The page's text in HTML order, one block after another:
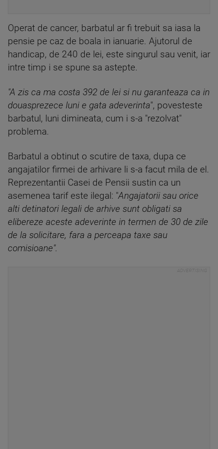
Operat de cancer, barbatul ar fi trebuit sa iasa la
pensie pe caz de boala in ianuarie. Ajutorul de
handicap, de 240 de lei, este singurul sau venit, iar
intre timp i se spune sa astepte.
"A zis ca ma costa 392 de lei si nu garanteaza ca in
douasprezece luni e gata adeverinta", povesteste
barbatul, luni dimineata, cum i s-a "rezolvat"
problema.
Barbatul a obtinut o scutire de taxa, dupa ce
angajatilor firmei de arhivare li s-a facut mila de el.
Reprezentantii Casei de Pensii sustin ca un
asemenea tarif este ilegal: "Angajatorii sau orice
alti detinatori legali de arhive sunt obligati sa
elibereze aceste adeverinte in termen de 30 de zile
de la solicitare, fara a perceapa taxe sau
comisioane".